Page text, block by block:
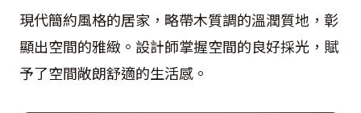
現代簡約風格的居家，略帶木質調的溫潤質地，彰
顯出空間的雅緻。設計師掌握空間的良好採光，賦
予了空間敞朗舒適的生活感。